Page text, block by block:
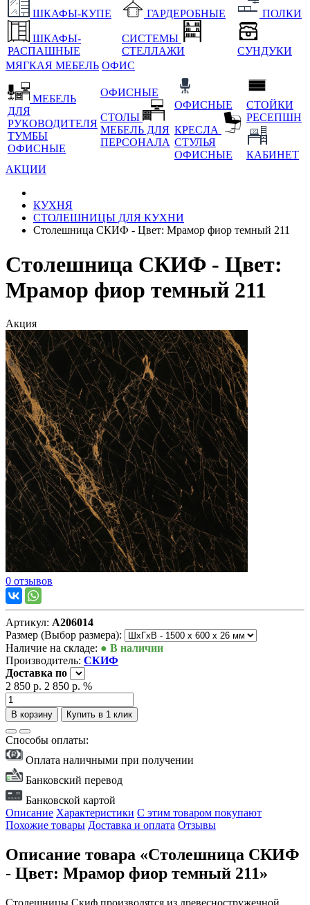
ШКАФЫ-КУПЕ
ШКАФЫ-
РАСПАШНЫЕ
ГАРДЕРОБНЫЕ
СИСТЕМЫ
СТЕЛЛАЖИ
ПОЛКИ
СУНДУКИ
МЯГКАЯ МЕБЕЛЬ ОФИС
МЕБЕЛЬ
ДЛЯ
РУКОВОДИТЕЛЯ
ТУМБЫ
ОФИСНЫЕ
ОФИСНЫЕ
СТОЛЫ
МЕБЕЛЬ ДЛЯ
ПЕРСОНАЛА
ОФИСНЫЕ
КРЕСЛА
СТУЛЬЯ
ОФИСНЫЕ
СТОЙКИ
РЕСЕПШН
КАБИНЕТ
АКЦИИ
КУХНЯ
СТОЛЕШНИЦЫ ДЛЯ КУХНИ
Столешница СКИФ - Цвет: Мрамор фиор темный 211
Столешница СКИФ - Цвет:
Мрамор фиор темный 211
Акция
0 отзывов
Артикул: А206014
Размер (Выбор размера):
Наличие на складе: ● В наличии
Производитель: СКИФ
Доставка по
2 850 р. 2 850 р. %
В корзину Купить в 1 клик
Способы оплаты:
Оплата наличными при получении
Банковский перевод
Банковской картой
Описание Характеристики С этим товаром покупают
Похожие товары Доставка и оплата Отзывы
Описание товара «Столешница СКИФ
- Цвет: Мрамор фиор темный 211»
Столешницы Скиф производятся из древесностружечной